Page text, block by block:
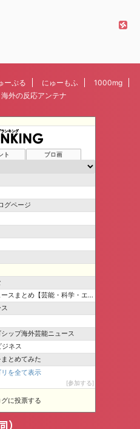
ーぷる にゅーもふ
1000mg
海外の反応アンテナ
ト ブロ画
グページ
まとめ【芸能・科学・エトセトラ】
ップ海外芸能ニュース
ジネス
とめてみた
を全て表示
参加する
に投票する